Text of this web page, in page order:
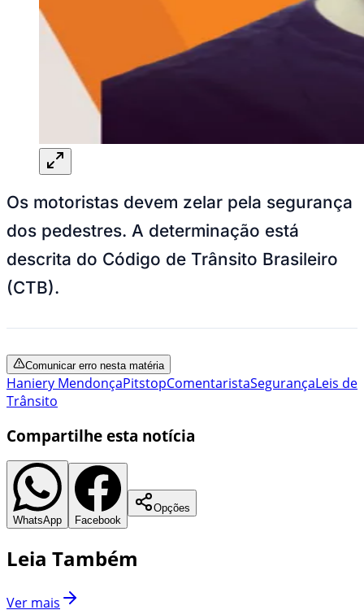
Os motoristas devem zelar pela segurança
dos pedestres. A determinação está
descrita do Código de Trânsito Brasileiro
(CTB).
Comunicar erro nesta matéria
Haniery MendonçaPitstopComentaristaSegurançaLeis de
Trânsito
Compartilhe esta notícia
WhatsApp Facebook
Opções
Leia Também
Ver mais